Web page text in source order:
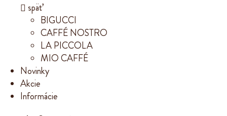
späť
BIGUCCI
CAFFÉ NOSTRO
LA PICCOLA
MIO CAFFÉ
Novinky
Akcie
Informácie